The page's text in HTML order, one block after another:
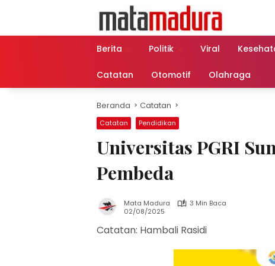
Berita
Politik Viral
Catatan Otomotif Olahraga
Beranda Catatan
Catatan Pendidikan
Universitas PGRI
Pembeda
Mata Madura
3 Min Baca
02/08/2025
Catatan: Hambali Rasidi